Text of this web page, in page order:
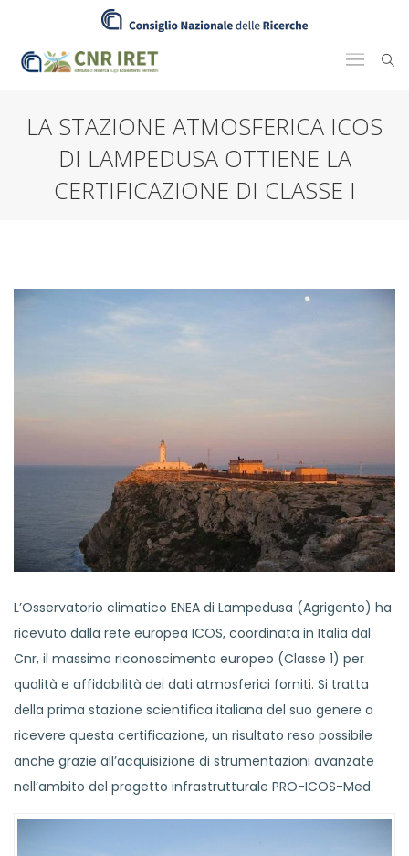
LA STAZIONE ATMOSFERICA ICOS
DI LAMPEDUSA OTTIENE LA
CERTIFICAZIONE DI CLASSE I
L’Osservatorio climatico ENEA di Lampedusa (Agrigento) ha
ricevuto dalla rete europea ICOS, coordinata in Italia dal
Cnr, il massimo riconoscimento europeo (Classe 1) per
qualità e affidabilità dei dati atmosferici forniti. Si tratta
della prima stazione scientifica italiana del suo genere a
ricevere questa certificazione, un risultato reso possibile
anche grazie all’acquisizione di strumentazioni avanzate
nell’ambito del progetto infrastrutturale PRO-ICOS-Med.